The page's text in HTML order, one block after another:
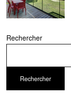
Rechercher
Rechercher